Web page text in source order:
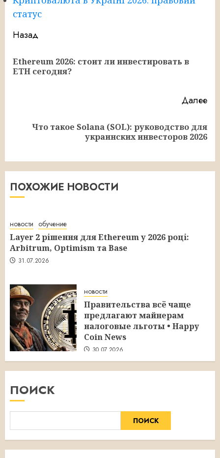
статус
Продолжить
чтение
Назад
Ethereum 2026: стоит ли инвестировать в
ETH сегодня?
Далее
Следующая
Что такое Solana (SOL): руководство для
украинских инвесторов 2026
ПОХОЖИЕ НОВОСТИ
новости обучение
Layer 2 рішення для Ethereum у 2026 році:
Arbitrum, Optimism та Base
31.07.2026
новости
Правительства всё чаще
предлагают майнерам
налоговые льготы • Happy
Coin News
30.07.2026
ПОИСК
ПОИСК